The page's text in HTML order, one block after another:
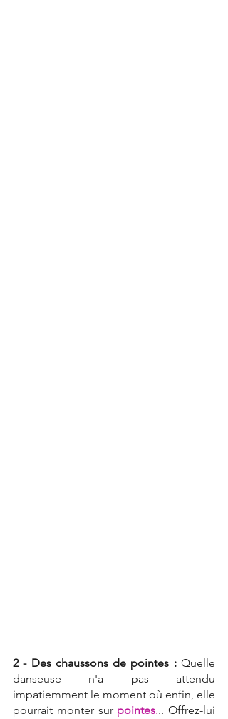
2 - Des chaussons de pointes : Quelle
danseuse n'a pas attendu
impatiemment le moment où enfin, elle
pourrait monter sur pointes... Offrez-lui